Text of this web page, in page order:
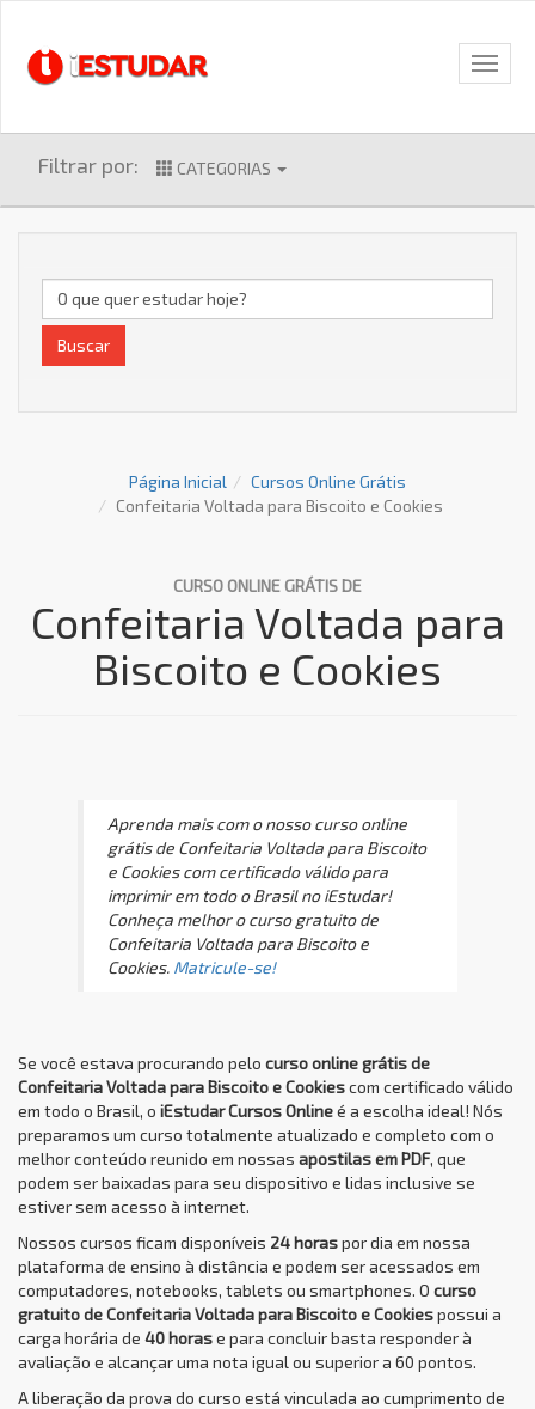
Filtrar por: CATEGORIAS
Buscar
Página Inicial
Cursos Online Grátis
Confeitaria Voltada para Biscoito e Cookies
CURSO ONLINE GRÁTIS DE
Confeitaria Voltada para
Biscoito e Cookies
Aprenda mais com o nosso curso online
grátis de Confeitaria Voltada para Biscoito
e Cookies com certificado válido para
imprimir em todo o Brasil no iEstudar!
Conheça melhor o curso gratuito de
Confeitaria Voltada para Biscoito e
Cookies. Matricule-se!
Se você estava procurando pelo curso online grátis de
Confeitaria Voltada para Biscoito e Cookiescom certificado válido
em todo o Brasil, o iEstudar Cursos Onlineé a escolha ideal! Nós
preparamos um curso totalmente atualizado e completo com o
melhor conteúdo reunido em nossas apostilas em PDF, que
podem ser baixadas para seu dispositivo e lidas inclusive se
estiver sem acesso à internet.
Nossos cursos ficam disponíveis 24 horaspor dia em nossa
plataforma de ensino à distância e podem ser acessados em
computadores, notebooks, tablets ou smartphones. O curso
gratuito de Confeitaria Voltada para Biscoito e Cookiespossui a
carga horária de 40 horase para concluir basta responder à
avaliação e alcançar uma nota igual ou superior a 60 pontos.
A liberação da prova do curso está vinculada ao cumprimento de